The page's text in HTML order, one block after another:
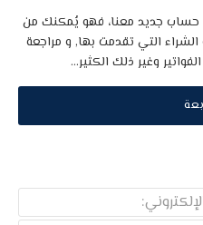
حساب جديد معنا، فهو يُمكنك من
التي تقدمت بها, و مراجعة
وغير ذلك الكثير...